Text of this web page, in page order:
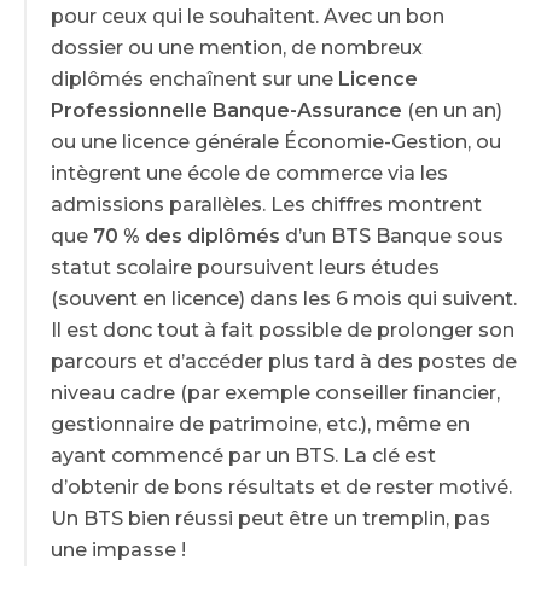
pour ceux qui le souhaitent. Avec un bon
dossier ou une mention, de nombreux
diplômés enchaînent sur une Licence
Professionnelle Banque-Assurance (en un an)
ou une licence générale Économie-Gestion, ou
intègrent une école de commerce via les
admissions parallèles. Les chiffres montrent
que 70 % des diplômés d’un BTS Banque sous
statut scolaire poursuivent leurs études
(souvent en licence) dans les 6 mois qui suivent.
Il est donc tout à fait possible de prolonger son
parcours et d’accéder plus tard à des postes de
niveau cadre (par exemple conseiller financier,
gestionnaire de patrimoine, etc.), même en
ayant commencé par un BTS. La clé est
d’obtenir de bons résultats et de rester motivé.
Un BTS bien réussi peut être un tremplin, pas
une impasse !